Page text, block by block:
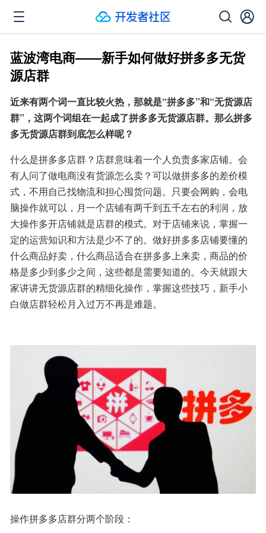
蓝波湾电商——新手如何做好拼多多无货
源店群
近来有两个词一直比较火热，那就是“拼多多”和“无货源店
群”，这两个词组在一起成了拼多多无货源店群。那么拼多
多无货源店群到底怎么样呢？
什么是拼多多店群？店群意味着一个人负责多家店铺。会
有人问了做电商没有货源怎么卖？可以做拼多多的差价模
式，不用自己找物流和担心囤货问题。只要会网购，会电
脑操作就可以，月一个店铺有两千到五千左右的利润，放
大操作多开店铺就是店群的模式。对于店铺来说，掌握一
定的运营知识和方法是少不了的。做好拼多多店铺要懂的
什么商品好卖，什么商品适合在拼多多上来卖，商品的价
格是多少到多少之间，这些都是需要知道的。今天就跟大
家讲讲无货源店群的精细化操作，掌握这些技巧，新手小
白做店群轻松月入过万不再是难题。
操作拼多多店群分两个阶段：